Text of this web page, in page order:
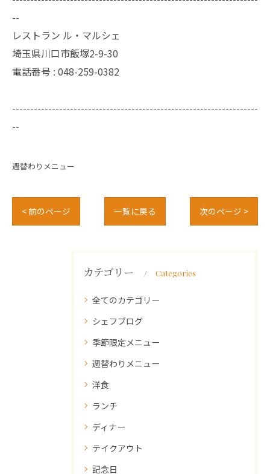
--
レストラン ル・マルシェ
埼玉県川口市飯塚2-9-30
電話番号 : 048-259-0382
--------------------------------------------------------------------
--
週替わりメニュー
< 前のページ 一覧に戻る 次のページ >
カテゴリー Categories
全てのカテゴリー
シェフブログ
季節限定メニュー
週替わりメニュー
洋食
ランチ
ディナー
テイクアウト
記念日